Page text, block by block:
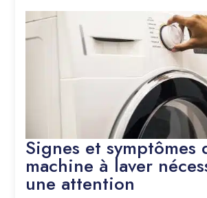
Signes et symptômes
machine à laver
une attention